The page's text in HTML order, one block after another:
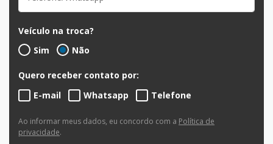
Veículo na troca?
Sim
Não
Quero receber contato por:
E-mail
Whatsapp Telefone
Ao informar meus dados, eu concordo com a Política de
privacidade.